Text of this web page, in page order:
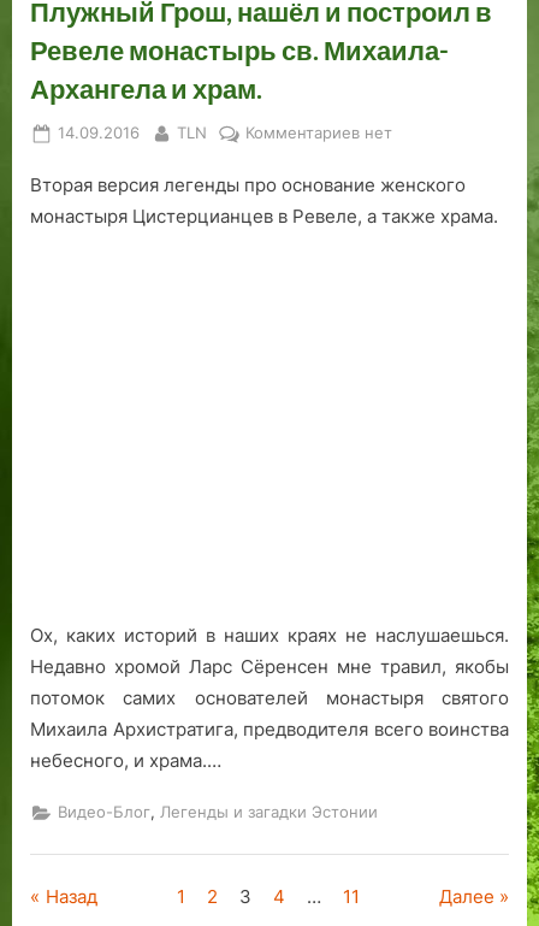
Плужный Грош, нашёл и построил в
Ревеле монастырь св. Михаила-
Архангела и храм.
Posted
14.09.2016 By
TLN Комментариевк
Как
датский
храм.
нет
Вторая версия легенды про основание женского
монастыря Цистерцианцев в Ревеле, а также храма.
Ох, каких историй в наших краях не наслушаешься.
Недавно хромой Ларс Сёренсен мне травил, якобы
потомок самих основателей монастыря святого
Михаила Архистратига, предводителя всего воинства
небесного, и храма.…
Видео-Блог, Легенды и загадки Эстонии
Пагинация
Назад 1 2 3 4 … 11 Далее